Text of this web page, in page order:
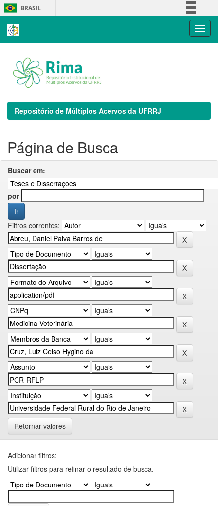
Skip
navigation
BRASIL
Repositório de Múltiplos Acervos da UFRRJ
Página de Busca
Buscar em:
por
Filtros correntes:
Retornar valores
Adicionar filtros:
Utilizar filtros para refinar o resultado de busca.